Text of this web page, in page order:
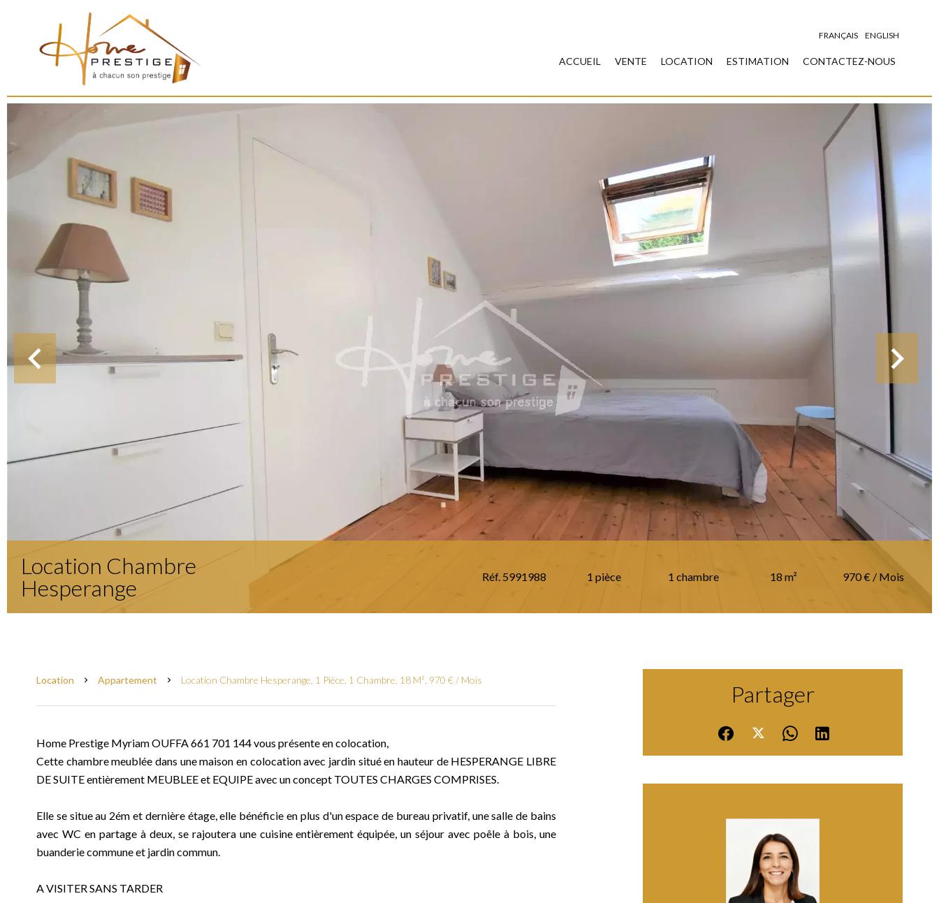
FRANÇAIS ENGLISH
ACCUEIL VENTE LOCATION ESTIMATION CONTACTEZ-NOUS
Location Chambre
Hesperange
Réf. 5991988 1 pièce 1 chambre 18 m² 970 € / Mois
Location Appartement Location Chambre Hesperange, 1 Pièce, 1 Chambre, 18 M², 970 € / Mois
Home Prestige Myriam OUFFA 661 701 144 vous présente en colocation,
Cette chambre meublée dans une maison en colocation avec jardin situé en hauteur de HESPERANGE LIBRE
DE SUITE entièrement MEUBLEE et EQUIPE avec un concept TOUTES CHARGES COMPRISES.
Elle se situe au 2ém et dernière étage, elle bénéficie en plus d'un espace de bureau privatif, une salle de bains
avec WC en partage à deux, se rajoutera une cuisine entièrement équipée, un séjour avec poêle à bois, une
buanderie commune et jardin commun.
A VISITER SANS TARDER
Partager